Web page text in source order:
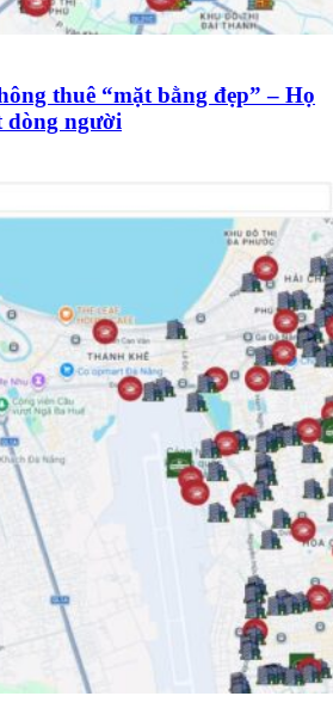
thuê “mặt bằng đẹp” – Họ
dòng người